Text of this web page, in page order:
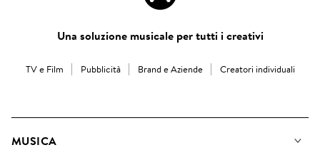
Una soluzione musicale per tutti i creativi
TV e Film Pubblicità Brand e Aziende Creatori individuali
MUSICA